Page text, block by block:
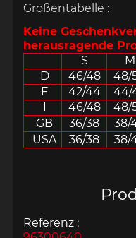
Größentabelle :
Keine
herausragende
S
M
D
46/48 48/
F
42/44 44/
I
46/48 48/
GB
36/38 38/
USA
36/38 38/
Referenz :